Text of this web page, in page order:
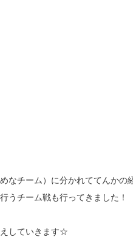
なチーム）に分かれててんかの
うチーム戦も行ってきました！
していきます☆